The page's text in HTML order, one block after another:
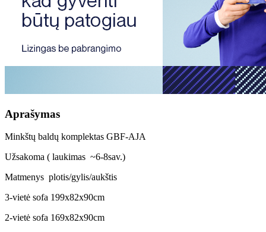
Aprašymas
Minkštų baldų komplektas GBF-AJA
Užsakoma ( laukimas ~6-8sav.)
Matmenys plotis/gylis/aukštis
3-vietė sofa 199x82x90cm
2-vietė sofa 169x82x90cm